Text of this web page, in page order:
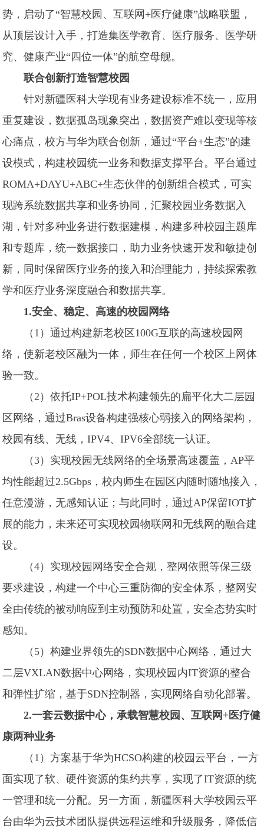
势，启动了“智慧校园、互联网+医疗健康”战略联盟，
从顶层设计入手，打造集医学教育、医疗服务、医学研
究、健康产业“四位一体”的航空母舰。
联合创新打造智慧校园
针对新疆医科大学现有业务建设标准不统一，应用
重复建设，数据孤岛现象突出，数据资产难以变现等核
心痛点，校方与华为联合创新，通过“平台+生态”的建
设模式，构建校园统一业务和数据支撑平台。平台通过
ROMA+DAYU+ABC+生态伙伴的创新组合模式，可实
现跨系统数据共享和业务协同，汇聚校园业务数据入
湖，针对多种业务进行数据建模，构建多种校园主题库
和专题库，统一数据接口，助力业务快速开发和敏捷创
新，同时保留医疗业务的接入和治理能力，持续探索教
学和医疗业务深度融合和数据共享。
1.安全、稳定、高速的校园网络
（1）通过构建新老校区100G互联的高速校园网
络，使新老校区融为一体，师生在任何一个校区上网体
验一致。
（2）依托IP+POL技术构建领先的扁平化大二层园
区网络，通过Bras设备构建强核心弱接入的网络架构，
校园有线、无线，IPV4、IPV6全部统一认证。
（3）实现校园无线网络的全场景高速覆盖，AP平
均性能超过2.5Gbps，校内师生在园区内随时随地接入，
任意漫游，无感知认证；与此同时，通过AP保留IOT扩
展的能力，未来还可实现校园物联网和无线网的融合建
设。
（4）实现校园网络安全合规，整网依照等保三级
要求建设，构建一个中心三重防御的安全体系，整网安
全由传统的被动响应到主动预防和处置，安全态势实时
感知。
（5）构建业界领先的SDN数据中心网络，通过大
二层VXLAN数据中心网络，实现校园内IT资源的整合
和弹性扩缩，基于SDN控制器，实现网络自动化部署。
2.一套云数据中心，承载智慧校园、互联网+医疗健
康两种业务
（1）方案基于华为HCSO构建的校园云平台，一方
面实现了软、硬件资源的集约共享，实现了IT资源的统
一管理和统一分配。另一方面，新疆医科大学校园云平
台由华为云技术团队提供远程运维和升级服务，降低信